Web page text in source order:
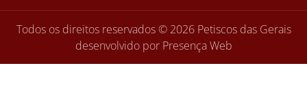
Todos os direitos reservados © 2026 Petiscos das Gerais
desenvolvido por Presença Web